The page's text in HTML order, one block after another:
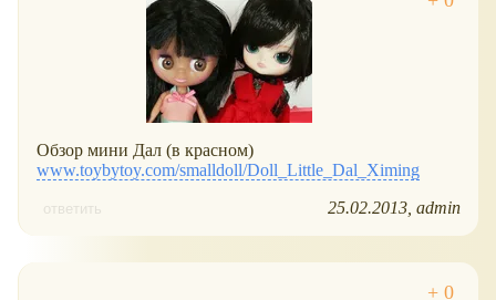
Обзор мини Дал (в красном)
www.toybytoy.com/smalldoll/Doll_Little_Dal_Ximing
ответить 25.02.2013 admin